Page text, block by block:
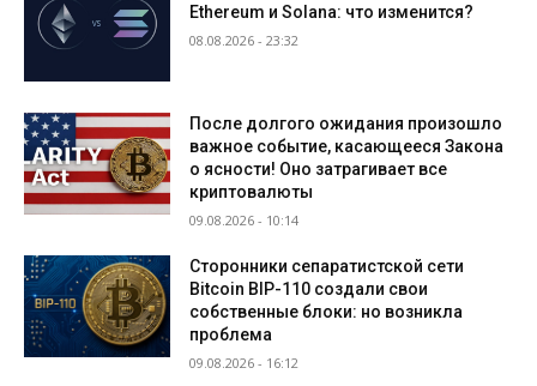
Ethereum и Solana: что изменится?
08.08.2026 - 23:32
После долгого ожидания произошло
важное событие, касающееся Закона
о ясности! Оно затрагивает все
криптовалюты
09.08.2026 - 10:14
Сторонники сепаратистской сети
Bitcoin BIP-110 создали свои
собственные блоки: но возникла
проблема
09.08.2026 - 16:12